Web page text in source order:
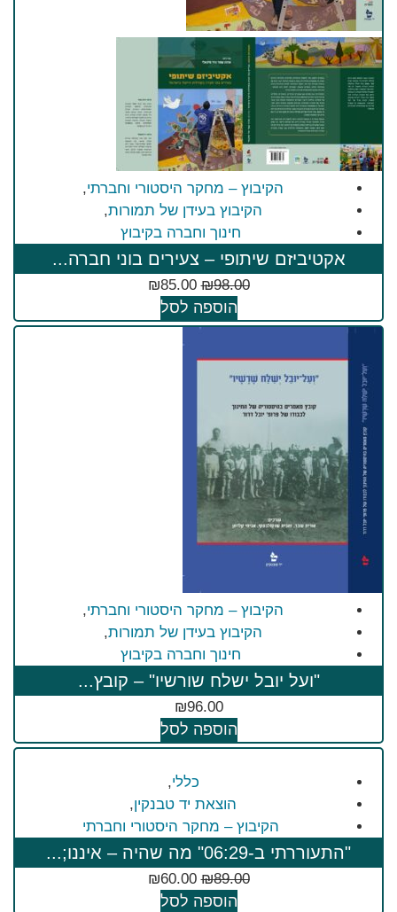
הקיבוץ – מחקר היסטורי וחברתי,
הקיבוץ בעידן של תמורות,
חינוך וחברה בקיבוץ
אקטיביזם שיתופי – צעירים בוני חברה...
₪98.00
₪85.00
הוספה לסל
הקיבוץ – מחקר היסטורי וחברתי,
הקיבוץ בעידן של תמורות,
חינוך וחברה בקיבוץ
"ועל יובל ישלח שורשיו" – קובץ...
₪96.00
הוספה לסל
כללי,
הוצאת יד טבנקין,
הקיבוץ – מחקר היסטורי וחברתי
"התעוררתי ב-06:29" מה שהיה – איננו;...
₪89.00
₪60.00
הוספה לסל